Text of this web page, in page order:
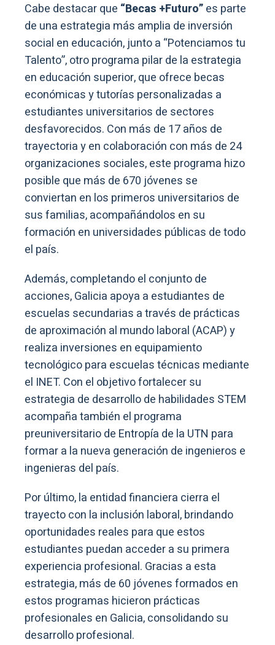
Cabe destacar que “Becas +Futuro”es parte
de una estrategia más amplia de inversión
social en educación, junto a “Potenciamos tu
Talento”, otro programa pilar de la estrategia
en educación superior, que ofrece becas
económicas y tutorías personalizadas a
estudiantes universitarios de sectores
desfavorecidos. Con más de 17 años de
trayectoria y en colaboración con más de 24
organizaciones sociales, este programa hizo
posible que más de 670 jóvenes se
conviertan en los primeros universitarios de
sus familias, acompañándolos en su
formación en universidades públicas de todo
el país.
Además, completando el conjunto de
acciones, Galicia apoya a estudiantes de
escuelas secundarias a través de prácticas
de aproximación al mundo laboral (ACAP) y
realiza inversiones en equipamiento
tecnológico para escuelas técnicas mediante
el INET. Con el objetivo fortalecer su
estrategia de desarrollo de habilidades STEM
acompaña también el programa
preuniversitario de Entropía de la UTN para
formar a la nueva generación de ingenieros e
ingenieras del país.
Por último, la entidad financiera cierra el
trayecto con la inclusión laboral, brindando
oportunidades reales para que estos
estudiantes puedan acceder a su primera
experiencia profesional. Gracias a esta
estrategia, más de 60 jóvenes formados en
estos programas hicieron prácticas
profesionales en Galicia, consolidando su
desarrollo profesional.